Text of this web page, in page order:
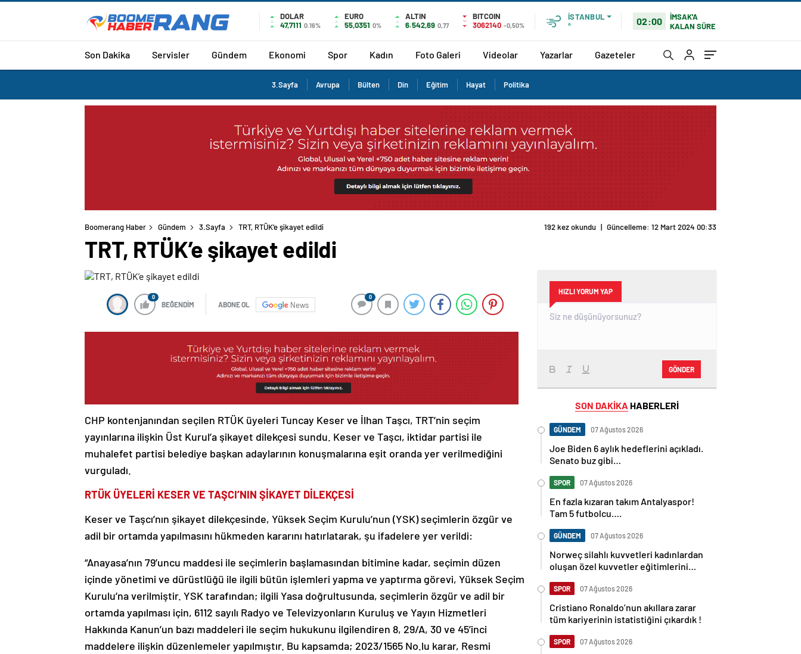
DOLAR
47,7111 0.16%
EURO
55,0351 0%
ALTIN
6.542,69 0,77
BITCOIN
3062140 -0,50%
İSTANBUL
°
02:00
İMSAK'A
KALAN SÜRE
Son Dakika Servisler Gündem Ekonomi Spor Kadın Foto Galeri Videolar Yazarlar Gazeteler
3.Sayfa Avrupa Bülten Din Eğitim Hayat Politika
Boomerang Haber Gündem 3.Sayfa TRT, RTÜK’e şikayet edildi 192 kez okundu | Güncelleme: 12 Mart 2024 00:33
TRT, RTÜK’e şikayet edildi
0
BEĞENDİM ABONE OL News
0
CHP kontenjanından seçilen RTÜK üyeleri Tuncay Keser ve İlhan Taşcı, TRT’nin seçim
yayınlarına ilişkin Üst Kurul’a şikayet dilekçesi sundu. Keser ve Taşcı, iktidar partisi ile
muhalefet partisi belediye başkan adaylarının konuşmalarına eşit oranda yer verilmediğini
vurguladı.
RTÜK ÜYELERİ KESER VE TAŞCI’NIN ŞİKAYET DİLEKÇESİ
Keser ve Taşcı’nın şikayet dilekçesinde, Yüksek Seçim Kurulu’nun (YSK) seçimlerin özgür ve
adil bir ortamda yapılmasını hükmeden kararını hatırlatarak, şu ifadelere yer verildi:
“Anayasa’nın 79’uncu maddesi ile seçimlerin başlamasından bitimine kadar, seçimin düzen
içinde yönetimi ve dürüstlüğü ile ilgili bütün işlemleri yapma ve yaptırma görevi, Yüksek Seçim
Kurulu’na verilmiştir. YSK tarafından; ilgili Yasa doğrultusunda, seçimlerin özgür ve adil bir
ortamda yapılması için, 6112 sayılı Radyo ve Televizyonların Kuruluş ve Yayın Hizmetleri
Hakkında Kanun’un bazı maddeleri ile seçim hukukunu ilgilendiren 8, 29/A, 30 ve 45’inci
maddelere ilişkin düzenlemeler yapılmıştır. Bu kapsamda; 2023/1565 No.lu karar, Resmi
HIZLI YORUM YAP
GÖNDER
SON DAKİKA HABERLERİ
GÜNDEM 07 Ağustos 2026
Joe Biden 6 aylık hedeflerini açıkladı.
Senato buz gibi…
SPOR 07 Ağustos 2026
En fazla kızaran takım Antalyaspor!
Tam 5 futbolcu….
GÜNDEM 07 Ağustos 2026
Norweç silahlı kuvvetleri kadınlardan
oluşan özel kuvvetler eğitimlerini
SPOR 07 Ağustos 2026
Cristiano Ronaldo’nun akıllara zarar
tüm kariyerinin istatistiğini çıkardık !
SPOR 07 Ağustos 2026